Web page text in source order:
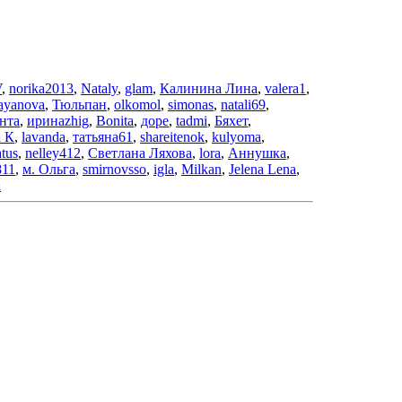
, norika2013, Nataly, glam, Калинина Лина, valera1 ,
, Тюльпан, olkomol, simonas, natali69,
, иринаzhig, Bonita, доре, tadmi, Бяхет,
К, lavanda, татьяна61 , shareitenok, kulyoma,
, nelley412, Светлана Ляхова, lora, Аннушка,
, м. Ольга, smirnovsso, igla, Milkan, Jelena Lena,